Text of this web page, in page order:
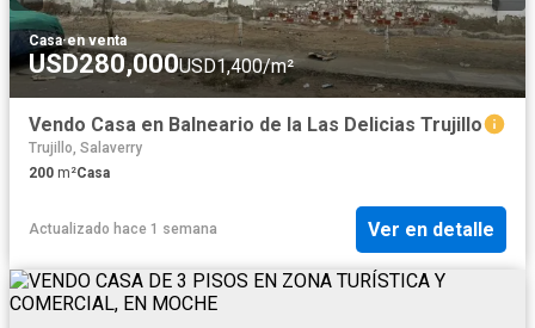
Casa·en venta
USD280,000USD1,400/m²
Vendo Casa en Balneario de la Las Delicias Trujillo
Trujillo, Salaverry
200 m²Casa
Actualizado hace 1 semana Ver en detalle